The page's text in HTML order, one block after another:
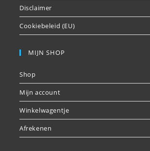
Disclaimer
Cookiebeleid (EU)
MIJN SHOP
Shop
Mijn account
Winkelwagentje
Afrekenen